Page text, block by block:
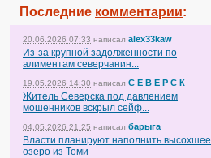
Последние комментарии:
20.06.2026 07:33 написал alex33kaw
Из-за крупной задолженности по
алиментам северчанин...
19.05.2026 14:30 написал С Е В Е Р С К
Житель Северска под давлением
мошенников вскрыл сейф...
04.05.2026 21:25 написал барыга
Власти планируют наполнить высохшее
озеро из Томи